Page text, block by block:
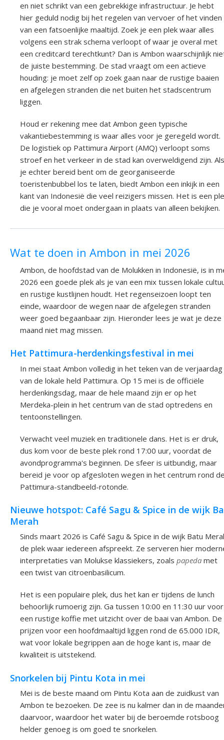
en niet schrikt van een gebrekkige infrastructuur. Je hebt
hier geduld nodig bij het regelen van vervoer of het vinden
van een fatsoenlijke maaltijd. Zoek je een plek waar alles
volgens een strak schema verloopt of waar je overal met
een creditcard terechtkunt? Dan is Ambon waarschijnlijk
de juiste bestemming. De stad vraagt om een actieve
houding: je moet zelf op zoek gaan naar de rustige baaien
en afgelegen stranden die net buiten het stadscentrum
liggen.
Houd er rekening mee dat Ambon geen typische
vakantiebestemming is waar alles voor je geregeld wordt.
De logistiek op Pattimura Airport (AMQ) verloopt soms
stroef en het verkeer in de stad kan overweldigend zijn. Als
je echter bereid bent om de georganiseerde
toeristenbubbel los te laten, biedt Ambon een inkijk in een
kant van Indonesië die veel reizigers missen. Het is een
die je vooral moet ondergaan in plaats van alleen bekijken.
Wat te doen in Ambon in mei 2026
Ambon, de hoofdstad van de Molukken in Indonesië, is in
2026 een goede plek als je van een mix tussen lokale
en rustige kustlijnen houdt. Het regenseizoen loopt ten
einde, waardoor de wegen naar de afgelegen stranden
weer goed begaanbaar zijn. Hieronder lees je wat je deze
maand niet mag missen.
Het Pattimura-herdenkingsfestival in mei
In mei staat Ambon volledig in het teken van de verjaardag
van de lokale held Pattimura. Op 15 mei is de officiële
herdenkingsdag, maar de hele maand zijn er op het
Merdeka-plein in het centrum van de stad optredens en
tentoonstellingen.
Verwacht veel muziek en traditionele dans. Het is er druk,
dus kom voor de beste plek rond 17:00 uur, voordat de
avondprogramma's beginnen. De sfeer is uitbundig, maar
bereid je voor op afgesloten wegen in het centrum rond
Pattimura-standbeeld-rotonde.
Nieuwe hotspot: Café Sagu & Spice in de wijk
Merah
Sinds maart 2026 is Café Sagu & Spice in de wijk Batu
de plek waar iedereen afspreekt. Ze serveren hier
interpretaties van Molukse klassiekers, zoals papeda met
een twist van citroenbasilicum.
Het is een populaire plek, dus het kan er tijdens de lunch
behoorlijk rumoerig zijn. Ga tussen 10:00 en 11:30 uur voor
een rustige koffie met uitzicht over de baai van Ambon. De
prijzen voor een hoofdmaaltijd liggen rond de 65.000 IDR,
wat voor lokale begrippen aan de hoge kant is, maar de
kwaliteit is uitstekend.
Snorkelen bij Pintu Kota in mei
Mei is de beste maand om Pintu Kota aan de zuidkust van
Ambon te bezoeken. De zee is nu kalmer dan in de
daarvoor, waardoor het water bij de beroemde rotsboog
helder genoeg is om goed te snorkelen.